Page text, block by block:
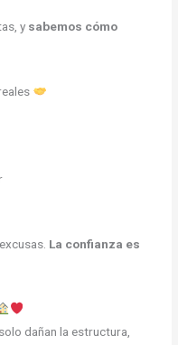
y sabemos cómo
La confianza es
dañan la estructura,